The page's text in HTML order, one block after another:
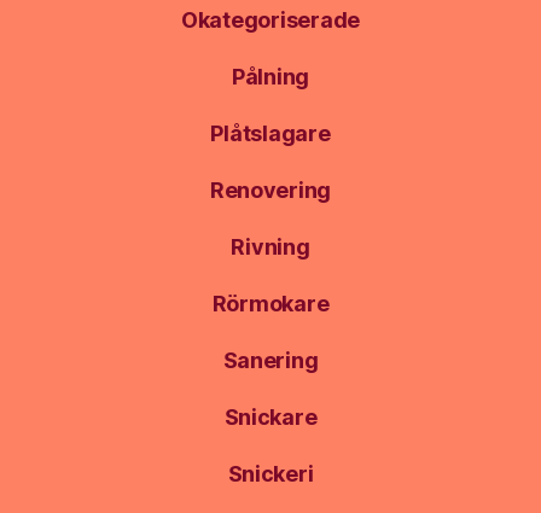
Okategoriserade
Pålning
Plåtslagare
Renovering
Rivning
Rörmokare
Sanering
Snickare
Snickeri